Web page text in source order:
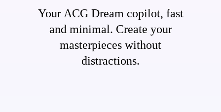
Your ACG Dream copilot, fast
and minimal. Create your
masterpieces without
distractions.